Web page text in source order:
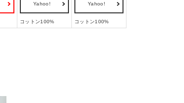
Yahoo! Yahoo!
コットン100% コットン100%